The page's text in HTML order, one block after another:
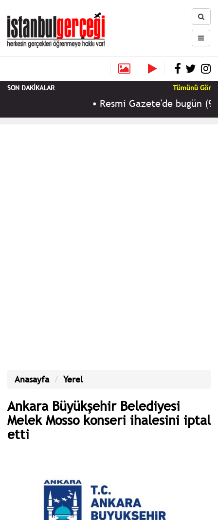
SON DAKİKALAR Tümünü Gör
Resmi Gazete'de bugün (9
Anasayfa Yerel
Ankara Büyükşehir Belediyesi
Melek Mosso konseri ihalesini iptal
etti